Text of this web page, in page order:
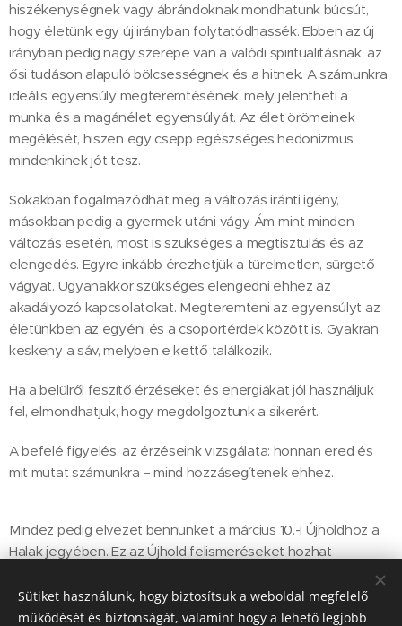
hiszékenységnek vagy ábrándoknak mondhatunk búcsút,
hogy életünk egy új irányban folytatódhassék. Ebben az új
irányban pedig nagy szerepe van a valódi spiritualitásnak, az
ősi tudáson alapuló bölcsességnek és a hitnek. A számunkra
ideális egyensúly megteremtésének, mely jelentheti a
munka és a magánélet egyensúlyát. Az élet örömeinek
megélését, hiszen egy csepp egészséges hedonizmus
mindenkinek jót tesz.
Sokakban fogalmazódhat meg a változás iránti igény,
másokban pedig a gyermek utáni vágy. Ám mint minden
változás esetén, most is szükséges a megtisztulás és az
elengedés. Egyre inkább érezhetjük a türelmetlen, sürgető
vágyat. Ugyanakkor szükséges elengedni ehhez az
akadályozó kapcsolatokat. Megteremteni az egyensúlyt az
életünkben az egyéni és a csoportérdek között is. Gyakran
keskeny a sáv, melyben e kettő találkozik.
Ha a belülről feszítő érzéseket és energiákat jól használjuk
fel, elmondhatjuk, hogy megdolgoztunk a sikerért.
A befelé figyelés, az érzéseink vizsgálata: honnan ered és
mit mutat számunkra – mind hozzásegítenek ehhez.
Mindez pedig elvezet bennünket a március 10.-i Újholdhoz a
Halak jegyében. Ez az Újhold felismeréseket hozhat
önreflexiót. S ez segíti a mögöttes tartalmakra rálátásunkat.
Búcsút inthetünk depresszív érzéseknek és
Sütiket használunk, hogy biztosítsuk a weboldal megfelelő
működését és biztonságát, valamint hogy a lehető legjobb